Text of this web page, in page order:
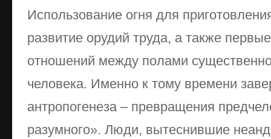
Использование огня для
развитие орудий труда, а также
отношений между полами
человека. Именно к тому времени
антропогенеза – превращения
разумного». Люди, вытеснившие